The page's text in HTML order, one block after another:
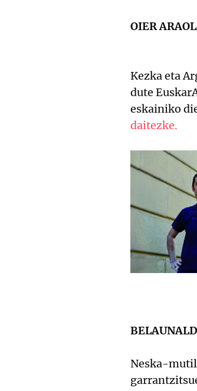
OIER
Kezka eta
dute
eskainiko
daitezke.
Neska-mutil